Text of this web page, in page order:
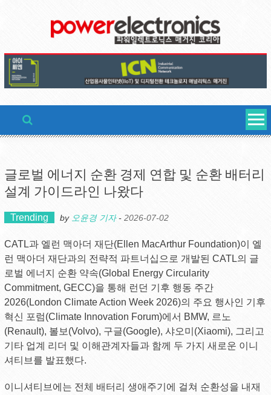
글로벌 에너지 순환 경제 연합 및 순환 배터리
설계 가이드라인 나왔다
Trending by 오윤경 기자- 2026-07-02
CATL과 엘런 맥아더 재단(Ellen MacArthur Foundation)이 엘
런 맥아더 재단과의 전략적 파트너십으로 개발된 CATL의 글
로벌 에너지 순환 약속(Global Energy Circularity
Commitment, GECC)을 통해 런던 기후 행동 주간
2026(London Climate Action Week 2026)의 주요 행사인 기후
혁신 포럼(Climate Innovation Forum)에서 BMW, 르노
(Renault), 볼보(Volvo), 구글(Google), 샤오미(Xiaomi), 그리고
기타 업계 리더 및 이해관계자들과 함께 두 가지 새로운 이니
셔티브를 발표했다.
이니셔티브에는 전체 배터리 생애주기에 걸쳐 순환성을 내재